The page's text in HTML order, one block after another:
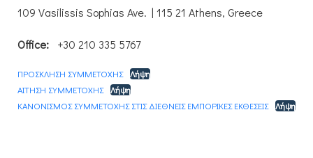
109 Vasilissis Sophias Ave. | 115 21 Athens, Greece
Office: +30 210 335 5767
ΠΡΟΣΚΛΗΣΗ ΣΥΜΜΕΤΟΧΗΣ
Λήψη
ΑΙΤΗΣΗ ΣΥΜΜΕΤΟΧΗΣ
Λήψη
ΚΑΝΟΝΙΣΜΟΣ ΣΥΜΜΕΤΟΧΗΣ ΣΤΙΣ ΔΙΕΘΝΕΙΣ ΕΜΠΟΡΙΚΕΣ ΕΚΘΕΣΕΙΣ
Λήψη